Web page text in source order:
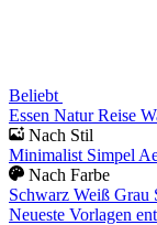
Beliebt
Essen Natur Reise
Nach Stil
Minimalist Simpel
Nach Farbe
Schwarz Weiß Grau
Neueste Vorlagen